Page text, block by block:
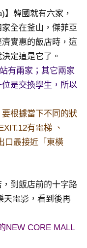
】韓國就有六家，
全在釜山，傑菲亞
實惠的飯店時，這
定這是它了。
有兩家；其它兩家
是交換學生，所以
根據當下不同的狀
有電梯 、
口最接近「東橫
到飯店前的十字路
天電影，看到後再
NEW CORE MALL